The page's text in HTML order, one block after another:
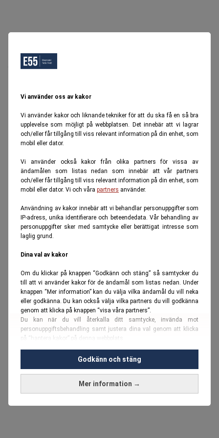
Vi använder oss av kakor
Vi använder kakor och liknande tekniker för att du ska få en så bra
upplevelse som möjligt på webbplatsen. Det innebär att vi lagrar
och/eller får tillgång till viss relevant information på din enhet, som
mobil eller dator.
Vi använder också kakor från olika partners för vissa av
ändamålen som listas nedan som innebär att vår partners
och/eller får tillgång till viss relevant information på din enhet, som
mobil eller dator. Vi och våra partners använder.
Användning av kakor innebär att vi behandlar personuppgifter som
IP-adress, unika identifierare och beteendedata. Vår behandling av
personuppgifter sker med samtycke eller berättigat intresse som
laglig grund.
Dina val av kakor
Om du klickar på knappen “Godkänn och stäng” så samtycker du
till att vi använder kakor för de ändamål som listas nedan. Under
knappen “Mer information” kan du välja vilka ändamål du vill neka
eller godkänna. Du kan också välja vilka partners du vill godkänna
genom att klicka på knappen “visa våra partners”.
Du kan när du vill återkalla ditt samtycke, invända mot
personuppgiftsbehandling samt justera dina val genom att klicka
på “hantera kakor” på denna webbplats.
Du kan fördjupa dig ytterligare i vårcookie-policy
Vi använder kakor och personuppgifter för dessa syften:
Nödvändiga cookies och liknande tekniker, anpassning av
Mer information →
Godkänn och stäng
Oops, Ett fel inträffade.